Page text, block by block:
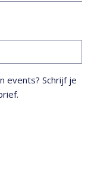
events? Schrijf je